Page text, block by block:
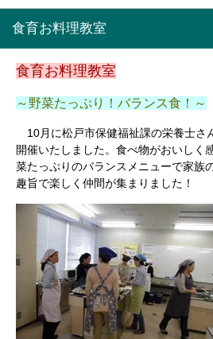
食育お料理教室
食育お料理教室
～野菜たっぷり！バランス食！～
10月に松戸市保健福祉課の栄養士さ
開催いたしました。食べ物がおいしく
菜たっぷりのバランスメニューで家族
趣旨で楽しく仲間が集まりました！